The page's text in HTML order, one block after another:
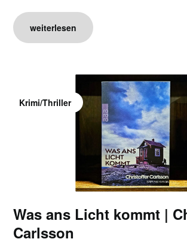
weiterlesen
Krimi/Thriller
Was ans Licht kommt |
Carlsson